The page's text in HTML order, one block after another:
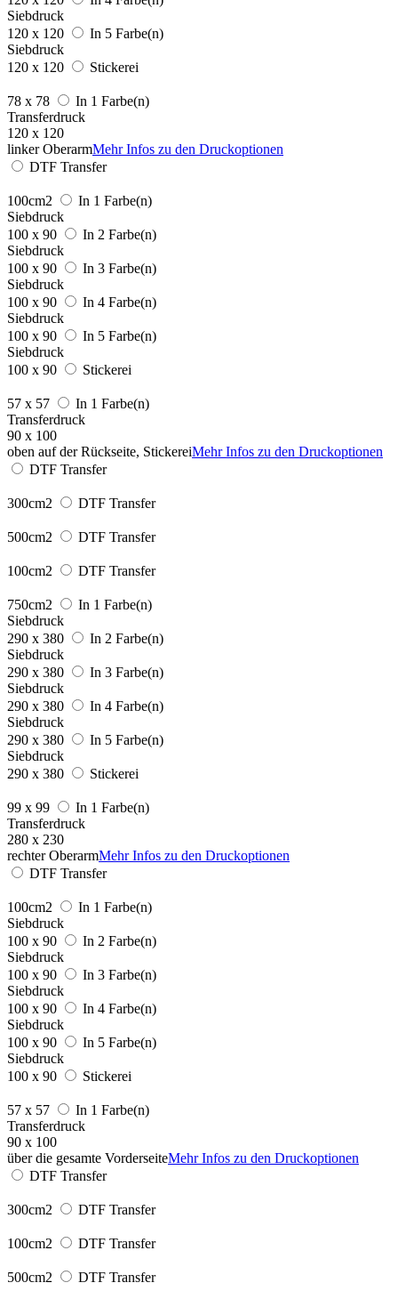
Siebdruck
120 x 120
In 5 Farbe(n)
Siebdruck
120 x 120
Stickerei
78 x 78
In 1 Farbe(n)
Transferdruck
120 x 120
linker OberarmMehr Infos zu den Druckoptionen
DTF Transfer
100cm2
In 1 Farbe(n)
Siebdruck
100 x 90
In 2 Farbe(n)
Siebdruck
100 x 90
In 3 Farbe(n)
Siebdruck
100 x 90
In 4 Farbe(n)
Siebdruck
100 x 90
In 5 Farbe(n)
Siebdruck
100 x 90
Stickerei
57 x 57
In 1 Farbe(n)
Transferdruck
90 x 100
oben auf der Rückseite, StickereiMehr Infos zu den Druckoptionen
DTF Transfer
300cm2 DTF Transfer
500cm2 DTF Transfer
100cm2 DTF Transfer
750cm2
In 1 Farbe(n)
Siebdruck
290 x 380
In 2 Farbe(n)
Siebdruck
290 x 380
In 3 Farbe(n)
Siebdruck
290 x 380
In 4 Farbe(n)
Siebdruck
290 x 380
In 5 Farbe(n)
Siebdruck
290 x 380
Stickerei
99 x 99
In 1 Farbe(n)
Transferdruck
280 x 230
rechter OberarmMehr Infos zu den Druckoptionen
DTF Transfer
100cm2
In 1 Farbe(n)
Siebdruck
100 x 90
In 2 Farbe(n)
Siebdruck
100 x 90
In 3 Farbe(n)
Siebdruck
100 x 90
In 4 Farbe(n)
Siebdruck
100 x 90
In 5 Farbe(n)
Siebdruck
100 x 90
Stickerei
57 x 57
In 1 Farbe(n)
Transferdruck
90 x 100
über die gesamte VorderseiteMehr Infos zu den Druckoptionen
DTF Transfer
300cm2 DTF Transfer
100cm2 DTF Transfer
500cm2 DTF Transfer